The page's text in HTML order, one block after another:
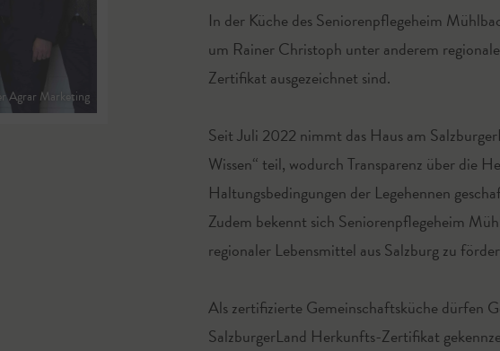
Agrar Marketing
In der Küche des Seniorenpflegeheim
um Rainer Christoph unter anderem
Zertifikat ausgezeichnet sind.
Seit Juli 2022 nimmt das Haus am
Wissen“ teil, wodurch Transparenz über die
Haltungsbedingungen der Legehennen
Zudem bekennt sich Seniorenpflegeheim
regionaler Lebensmittel aus Salzburg zu
Als zertifizierte Gemeinschaftsküche dürfen
SalzburgerLand Herkunfts-Zertifikat